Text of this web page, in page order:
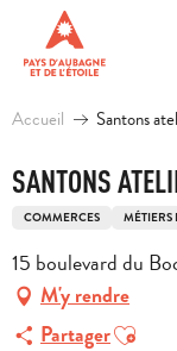
contenu
principal
Accueil Santons
SANTONS
COMMERCES MÉTIERS
15 boulevard du
M'y rendre
PartagerAjouter